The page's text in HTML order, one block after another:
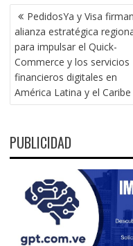
NAVEGACIÓN
DE
ENTRADAS
PedidosYa y Visa firman
alianza estratégica
para impulsar el Quick-
Commerce y los servicios
financieros digitales en
América Latina y el Caribe
PUBLICIDAD